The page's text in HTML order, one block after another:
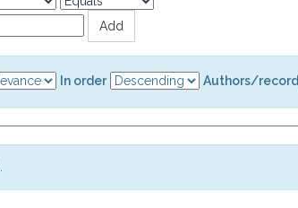
In order Authors/record